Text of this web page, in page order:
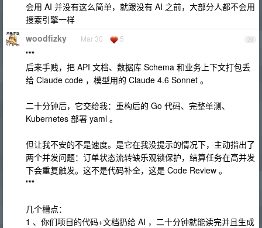
会用 AI 并没有这么简单，就跟没有 AI 之前，大部分人都不会用
搜索引擎一样
29
woodfizky Mar 30 5
"""
后来手贱，把 API 文档、数据库 Schema 和业务上下文打包丢
给 Claude code ，模型用的 Claude 4.6 Sonnet 。
二十分钟后，它交给我：重构后的 Go 代码、完整单测、
Kubernetes 部署 yaml 。
但让我不安的不是速度。是它在我没提示的情况下，主动指出了
两个并发问题：订单状态流转缺乐观锁保护，结算任务在高并发
下会重复触发。这不是代码补全，这是 Code Review 。
"""
几个槽点：
1 、你们项目的代码+文档扔给 AI ，二十分钟就能读完并且生成